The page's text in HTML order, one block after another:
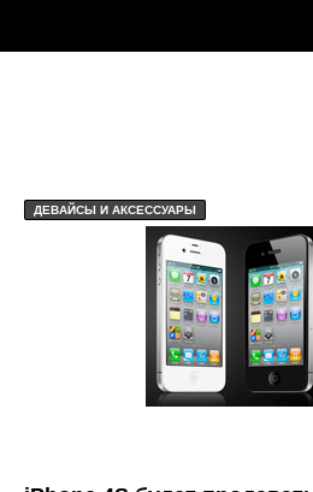
ДЕВАЙСЫ И АКСЕССУАРЫ